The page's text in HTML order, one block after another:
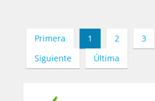
Primera 1 2 3
Siguiente
Última